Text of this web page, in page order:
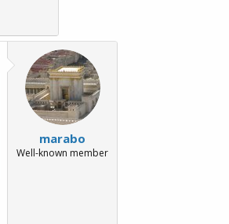
marabo
Well-known member